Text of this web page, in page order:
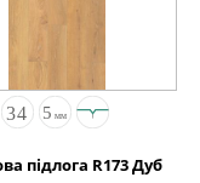
підлога R173 Дуб